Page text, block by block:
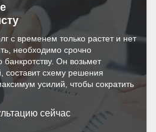
с временем только растет и нет
необходимо срочно
Он возьмет
составит схему решения
усилий, чтобы сократить
сейчас